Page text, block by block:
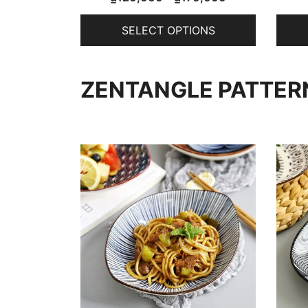
SELECT OPTIONS
ZENTANGLE